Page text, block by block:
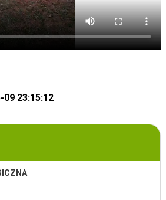
09 23:15:12